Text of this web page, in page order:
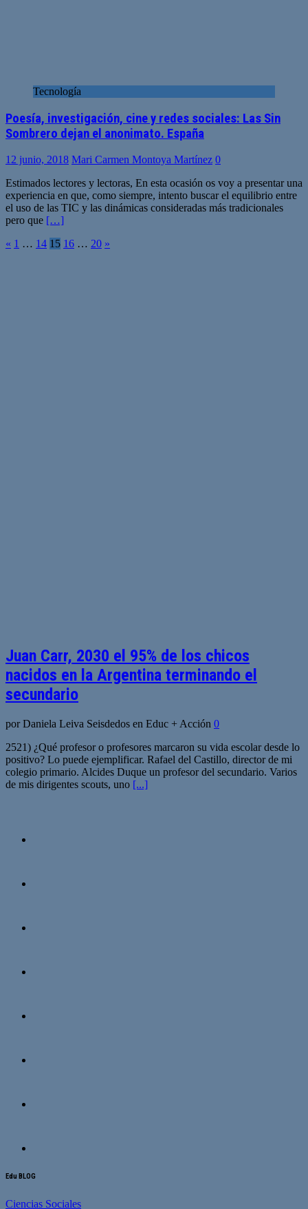
Tecnología
Poesía, investigación, cine y redes sociales: Las Sin
Sombrero dejan el anonimato. España
12 junio, 2018 Mari Carmen Montoya Martínez 0
Estimados lectores y lectoras, En esta ocasión os voy a presentar una
experiencia en que, como siempre, intento buscar el equilibrio entre
el uso de las TIC y las dinámicas consideradas más tradicionales
pero que […]
Paginación
« 1 … 14 15 16 … 20 »
Juan Carr, 2030 el 95% de los chicos
nacidos en la Argentina terminando el
secundario
por Daniela Leiva Seisdedos en Educ + Acción 0
2521) ¿Qué profesor o profesores marcaron su vida escolar desde lo
positivo? Lo puede ejemplificar. Rafael del Castillo, director de mi
colegio primario. Alcides Duque un profesor del secundario. Varios
de mis dirigentes scouts, uno [...]
Edu BLOG
Ciencias Sociales